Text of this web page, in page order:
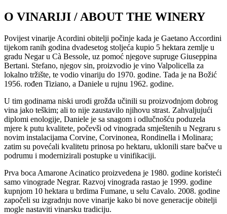
O VINARIJI / ABOUT THE WINERY
Povijest vinarije Acordini obitelji počinje kada je Gaetano Accordini
tijekom ranih godina dvadesetog stoljeća kupio 5 hektara zemlje u
gradu Negar u Cà Bessole, uz pomoć njegove supruge Giuseppina
Bertani. Stefano, njegov sin, proizvodio je vino Valpolicella za
lokalno tržište, te vodio vinariju do 1970. godine. Tada je na Božić
1956. rođen Tiziano, a Daniele u rujnu 1962. godine.
U tim godinama niski urodi grožđa učinili su proizvodnjom dobrog
vina jako teškim; ali to nije zaustavilo njihovu strast. Zahvaljujući
diplomi enologije, Daniele je sa snagom i odlučnošću poduzela
mjere k putu kvalitete, počevši od vinograda smještenih u Negraru s
novim instalacijama Corvine, Corvinonea, Rondinella i Molinara;
zatim su povećali kvalitetu prinosa po hektaru, uklonili stare bačve u
podrumu i modernizirali postupke u vinifikaciji.
Prva boca Amarone Acinatico proizvedena je 1980. godine koristeći
samo vinograde Negrar. Razvoj vinograda rastao je 1999. godine
kupnjom 10 hektara u brdima Fumane, u selu Cavalo. 2008. godine
započeli su izgradnju nove vinarije kako bi nove generacije obitelji
mogle nastaviti vinarsku tradiciju.